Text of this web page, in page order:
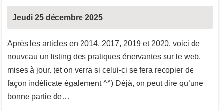
Jeudi 25 décembre 2025
Après les articles en 2014, 2017, 2019 et 2020, voici de
nouveau un listing des pratiques énervantes sur le web,
mises à jour. (et on verra si celui-ci se fera recopier de
façon indélicate également ^^) Déjà, on peut dire qu’une
bonne partie de…